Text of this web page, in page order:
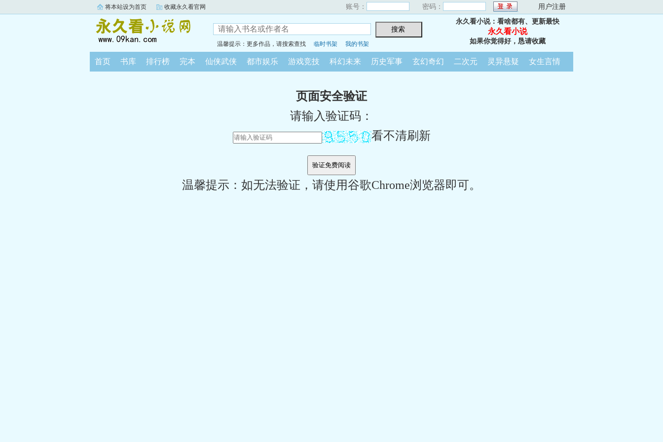
将本站设为首页 收藏永久看官网 账号： 密码： 用户注册
温馨提示：更多作品，请搜索查找 临时书架 我的书架
永久看小说：看啥都有、更新最快
永久看小说
如果你觉得好，恳请收藏
首页 书库 排行榜 完本 仙侠武侠 都市娱乐 游戏竞技 科幻未来 历史军事 玄幻奇幻 二次元 灵异悬疑 女生言情
页面安全验证
请输入验证码：
看不清刷新
温馨提示：如无法验证，请使用谷歌Chrome浏览器即可。